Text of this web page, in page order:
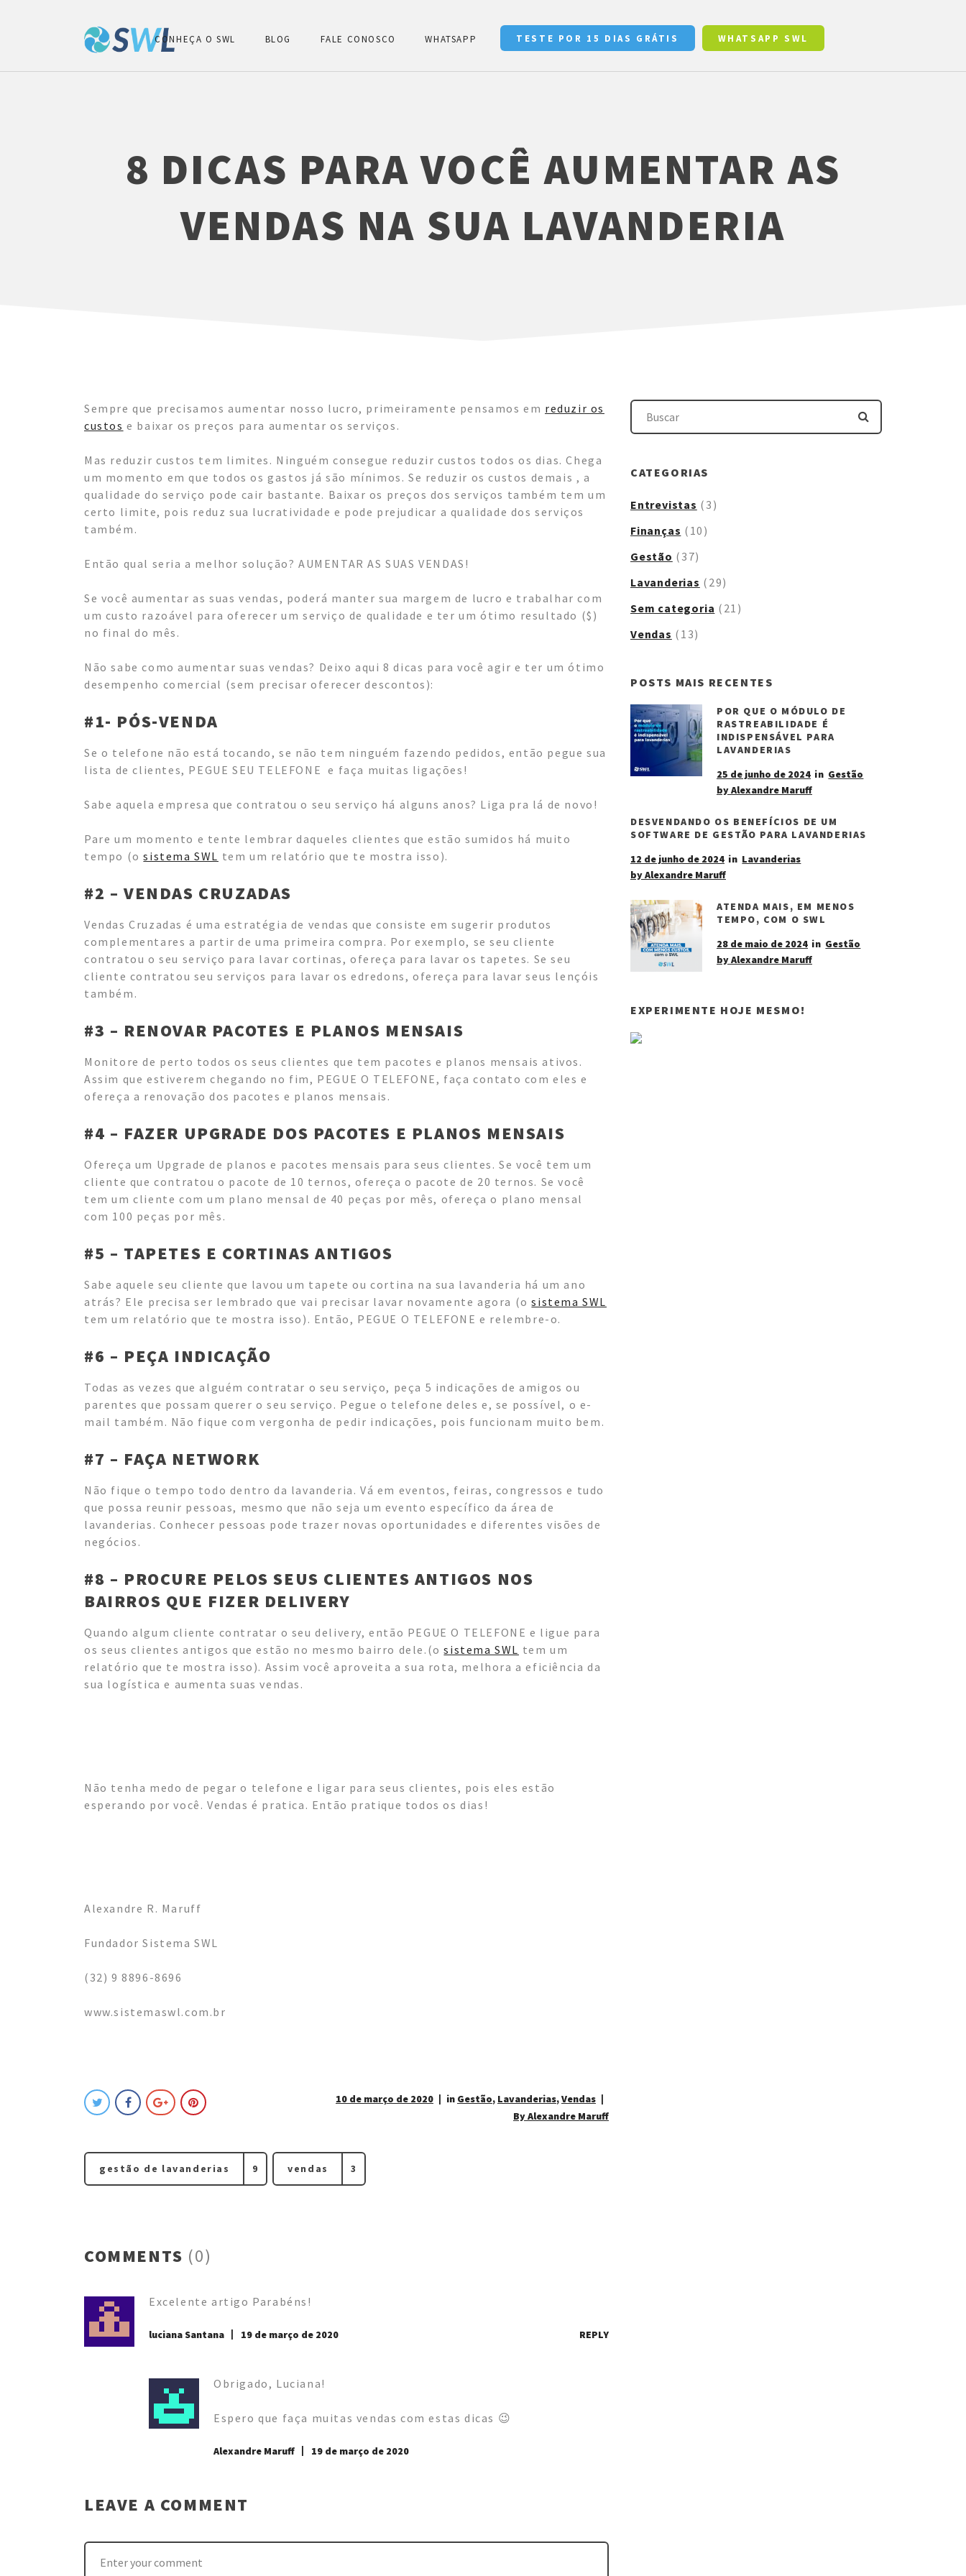
TESTE POR 15 DIAS GRÁTIS WHATSAPP SWL
CONHEÇA O SWL BLOG FALE CONOSCO WHATSAPP
8 DICAS PARA VOCÊ AUMENTAR AS
VENDAS NA SUA LAVANDERIA
Sempre que precisamos aumentar nosso lucro, primeiramente pensamos em reduzir os
custos e baixar os preços para aumentar os serviços.
Mas reduzir custos tem limites. Ninguém consegue reduzir custos todos os dias. Chega
um momento em que todos os gastos já são mínimos. Se reduzir os custos demais , a
qualidade do serviço pode cair bastante. Baixar os preços dos serviços também tem um
certo limite, pois reduz sua lucratividade e pode prejudicar a qualidade dos serviços
também.
Então qual seria a melhor solução? AUMENTAR AS SUAS VENDAS!
Se você aumentar as suas vendas, poderá manter sua margem de lucro e trabalhar com
um custo razoável para oferecer um serviço de qualidade e ter um ótimo resultado ($)
no final do mês.
Não sabe como aumentar suas vendas? Deixo aqui 8 dicas para você agir e ter um ótimo
desempenho comercial (sem precisar oferecer descontos):
#1- PÓS-VENDA
Se o telefone não está tocando, se não tem ninguém fazendo pedidos, então pegue sua
lista de clientes, PEGUE SEU TELEFONE e faça muitas ligações!
Sabe aquela empresa que contratou o seu serviço há alguns anos? Liga pra lá de novo!
Pare um momento e tente lembrar daqueles clientes que estão sumidos há muito
tempo (osistema SWL tem um relatório que te mostra isso).
#2 – VENDAS CRUZADAS
Vendas Cruzadas é uma estratégia de vendas que consiste em sugerir produtos
complementares a partir de uma primeira compra. Por exemplo, se seu cliente
contratou o seu serviço para lavar cortinas, ofereça para lavar os tapetes. Se seu
cliente contratou seu serviços para lavar os edredons, ofereça para lavar seus lençóis
também.
#3 – RENOVAR PACOTES E PLANOS MENSAIS
Monitore de perto todos os seus clientes que tem pacotes e planos mensais ativos.
Assim que estiverem chegando no fim, PEGUE O TELEFONE, faça contato com eles e
ofereça a renovação dos pacotes e planos mensais.
#4 – FAZER UPGRADE DOS PACOTES E PLANOS MENSAIS
Ofereça um Upgrade de planos e pacotes mensais para seus clientes. Se você tem um
cliente que contratou o pacote de 10 ternos, ofereça o pacote de 20 ternos. Se você
tem um cliente com um plano mensal de 40 peças por mês, ofereça o plano mensal
com 100 peças por mês.
#5 – TAPETES E CORTINAS ANTIGOS
Sabe aquele seu cliente que lavou um tapete ou cortina na sua lavanderia há um ano
atrás? Ele precisa ser lembrado que vai precisar lavar novamente agora (osistema SWL
tem um relatório que te mostra isso). Então, PEGUE O TELEFONE e relembre-o.
#6 – PEÇA INDICAÇÃO
Todas as vezes que alguém contratar o seu serviço, peça 5 indicações de amigos ou
parentes que possam querer o seu serviço. Pegue o telefone deles e, se possível, o e-
mail também. Não fique com vergonha de pedir indicações, pois funcionam muito bem.
#7 – FAÇA NETWORK
Não fique o tempo todo dentro da lavanderia. Vá em eventos, feiras, congressos e tudo
que possa reunir pessoas, mesmo que não seja um evento específico da área de
lavanderias. Conhecer pessoas pode trazer novas oportunidades e diferentes visões de
negócios.
#8 – PROCURE PELOS SEUS CLIENTES ANTIGOS NOS
BAIRROS QUE FIZER DELIVERY
Quando algum cliente contratar o seu delivery, então PEGUE O TELEFONE e ligue para
os seus clientes antigos que estão no mesmo bairro dele.(osistema SWL tem um
relatório que te mostra isso). Assim você aproveita a sua rota, melhora a eficiência da
sua logística e aumenta suas vendas.
Não tenha medo de pegar o telefone e ligar para seus clientes, pois eles estão
esperando por você. Vendas é pratica. Então pratique todos os dias!
Alexandre R. Maruff
Fundador Sistema SWL
(32) 9 8896-8696
www.sistemaswl.com.br
10 de março de 2020 in Gestão, Lavanderias,Vendas
By Alexandre Maruff
gestão de lavanderias 9 vendas 3
COMMENTS (0)
Excelente artigo Parabéns!
luciana Santana 19 de março de 2020 REPLY
Obrigado, Luciana!
Espero que faça muitas vendas com estas dicas 😉
Alexandre Maruff 19 de março de 2020
LEAVE A COMMENT
COMMENT
CATEGORIAS
Entrevistas (3)
Finanças (10)
Gestão (37)
Lavanderias (29)
Sem categoria (21)
Vendas (13)
POSTS MAIS RECENTES
POR QUE O MÓDULO DE
RASTREABILIDADE É
INDISPENSÁVEL PARA
LAVANDERIAS
25 de junho de 2024 in Gestão
by Alexandre Maruff
DESVENDANDO OS BENEFÍCIOS DE UM
SOFTWARE DE GESTÃO PARA LAVANDERIAS
12 de junho de 2024 in Lavanderias
by Alexandre Maruff
ATENDA MAIS, EM MENOS
TEMPO, COM O SWL
28 de maio de 2024 in Gestão
by Alexandre Maruff
EXPERIMENTE HOJE MESMO!